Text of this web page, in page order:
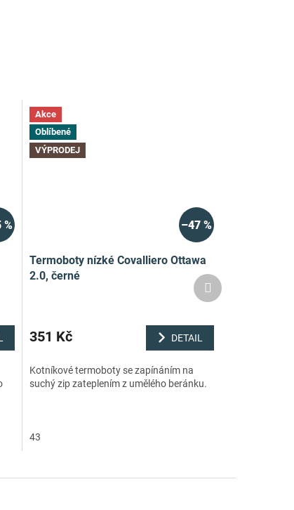
%
Akce
Oblíbené
VÝPRODEJ
–47 %
Termoboty nízké Covalliero Ottawa
2.0, černé
351 Kč DETAIL
Kotníkové termoboty se zapínáním na
suchý zip zateplením z umělého beránku.
43
Další
produkt